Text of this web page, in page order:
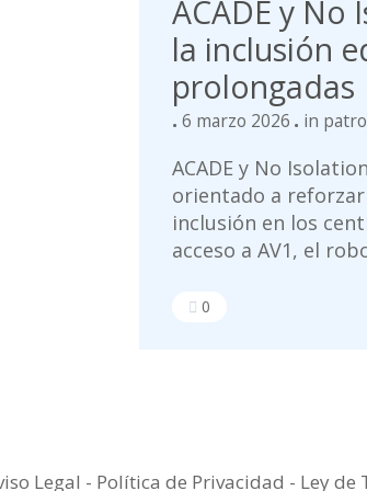
ACADE y
la inclusión
prolongadas
6 marzo 2026 in
ACADE y No
orientado a
inclusión en los
acceso a AV1, el
0
Legal - Política de Privacidad - Ley de